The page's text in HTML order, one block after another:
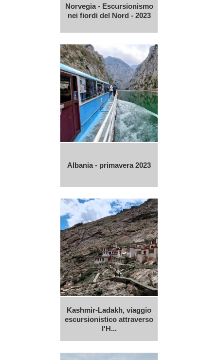
Norvegia - Escursionismo
nei fiordi del Nord - 2023
Albania - primavera 2023
Kashmir-Ladakh, viaggio
escursionistico attraverso
l'H...